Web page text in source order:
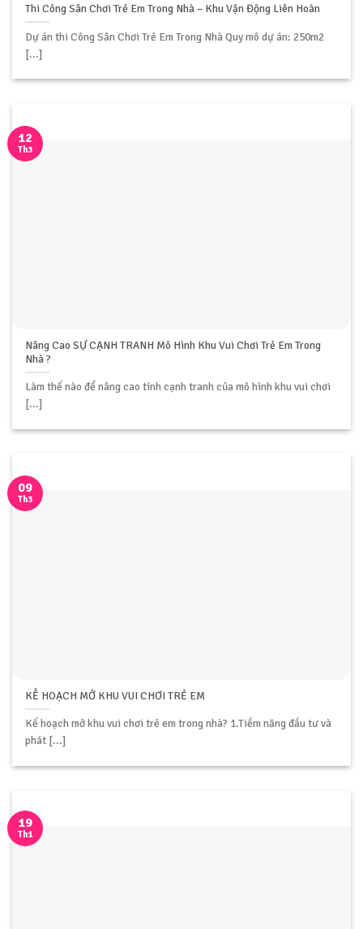
Thi Công Sân Chơi Trẻ Em Trong Nhà – Khu Vận Động Liên Hoàn
Dự án thi Công Sân Chơi Trẻ Em Trong Nhà Quy mô dự án: 250m2
[...]
Nâng Cao SỰ CẠNH TRANH Mô Hình Khu Vui Chơi Trẻ Em Trong
Nhà ?
Làm thế nào để nâng cao tính cạnh tranh của mô hình khu vui chơi
[...]
12
Th3
KẾ HOẠCH MỞ KHU VUI CHƠI TRẺ EM
Kế hoạch mở khu vui chơi trẻ em trong nhà? 1.Tiềm năng đầu tư và
phát [...]
09
Th3
19
Th1